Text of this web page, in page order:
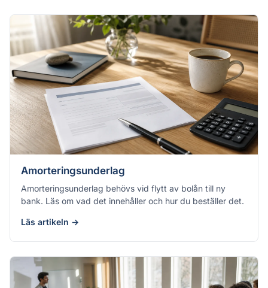
Amorteringsunderlag
Amorteringsunderlag behövs vid flytt av bolån till ny
bank. Läs om vad det innehåller och hur du beställer det.
Läs artikeln →